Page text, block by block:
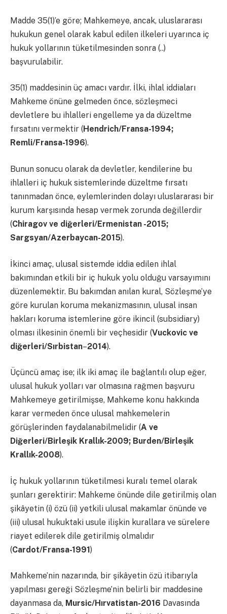
Madde 35(1)’e göre; Mahkemeye, ancak, uluslararası
hukukun genel olarak kabul edilen ilkeleri uyarınca iç
hukuk yollarının tüketilmesinden sonra (..)
başvurulabilir.
35(1) maddesinin üç amacı vardır. İlki, ihlal iddiaları
Mahkeme önüne gelmeden önce, sözleşmeci
devletlere bu ihlalleri engelleme ya da düzeltme
fırsatını vermektir (Hendrich/Fransa-1994;
Remli/Fransa-1996).
Bunun sonucu olarak da devletler, kendilerine bu
ihlalleri iç hukuk sistemlerinde düzeltme fırsatı
tanınmadan önce, eylemlerinden dolayı uluslararası bir
kurum karşısında hesap vermek zorunda değillerdir
(Chiragov ve diğerleri/Ermenistan -2015;
Sargsyan/Azerbaycan-2015).
İkinci amaç, ulusal sistemde iddia edilen ihlal
bakımından etkili bir iç hukuk yolu olduğu varsayımını
düzenlemektir. Bu bakımdan anılan kural, Sözleşme’ye
göre kurulan koruma mekanizmasının, ulusal insan
hakları koruma istemlerine göre ikincil (subsidiary)
olması ilkesinin önemli bir veçhesidir (Vuckovic ve
diğerleri/Sırbistan–2014).
Üçüncü amaç ise; ilk iki amaç ile bağlantılı olup eğer,
ulusal hukuk yolları var olmasına rağmen başvuru
Mahkemeye getirilmişse, Mahkeme konu hakkında
karar vermeden önce ulusal mahkemelerin
görüşlerinden faydalanabilmelidir (A ve
Diğerleri/Birleşik Krallık-2009; Burden/Birleşik
Krallık-2008).
İç hukuk yollarının tüketilmesi kuralı temel olarak
şunları gerektirir: Mahkeme önünde dile getirilmiş olan
şikâyetin (i) özü (ii) yetkili ulusal makamlar önünde ve
(iii) ulusal hukuktaki usule ilişkin kurallara ve sürelere
riayet edilerek dile getirilmiş olmalıdır
(Cardot/Fransa-1991)
Mahkeme’nin nazarında, bir şikâyetin özü itibarıyla
yapılması gereği Sözleşme’nin belirli bir maddesine
dayanmasa da, Mursic/Hırvatistan-2016 Davasında